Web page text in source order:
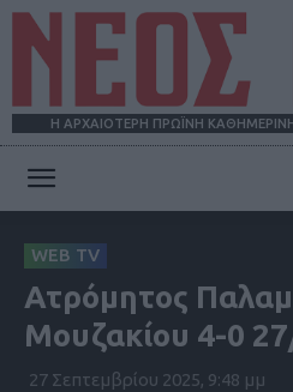
Η ΑΡΧΑΙΟΤΕΡΗ ΠΡΩΪΝΗ
WEB TV
Ατρόμητος
Μουζακίου 4-0
27 Σεπτεμβρίου 2025, 9:48 μμ